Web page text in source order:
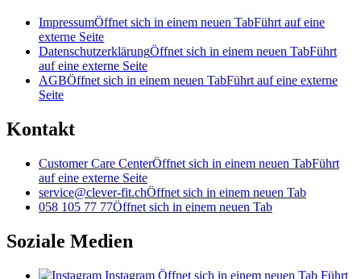
ImpressumÖffnet sich in einem neuen TabFührt auf eine
externe Seite
DatenschutzerklärungÖffnet sich in einem neuen TabFührt
auf eine externe Seite
AGBÖffnet sich in einem neuen TabFührt auf eine externe
Seite
Kontakt
Customer Care CenterÖffnet sich in einem neuen TabFührt
auf eine externe Seite
service@clever-fit.chÖffnet sich in einem neuen Tab
058 105 77 77Öffnet sich in einem neuen Tab
Soziale Medien
Instagram Öffnet sich in einem neuen Tab Führt